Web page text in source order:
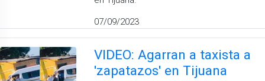
07/09/2023
VIDEO: Agarran a taxista a
'zapatazos' en Tijuana